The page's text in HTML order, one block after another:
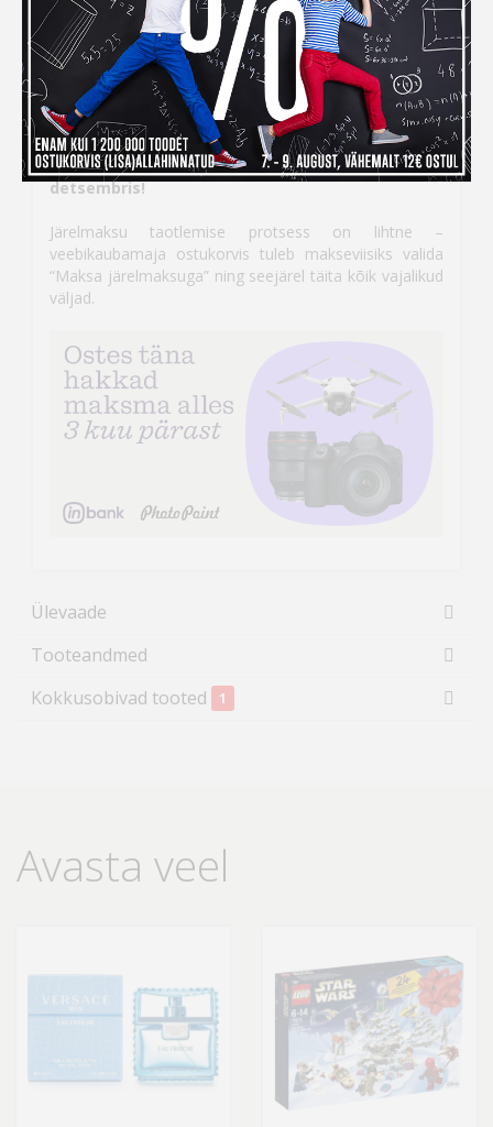
Inbank järelmaksuga ostes
maksad kauba eest alles
detsembris
Kui ihaldatud kaupade tellimiseks peaks raha nappima,
siisInbank järelmaksu abiga saad soovitud kauba
kohe kätte, aga maksma hakkad alles
detsembris!
Järelmaksu taotlemise protsess on lihtne –
veebikaubamaja ostukorvis tuleb makseviisiks valida
“Maksa järelmaksuga” ning seejärel täita kõik vajalikud
väljad.
Ülevaade
Tooteandmed
Kokkusobivad tooted
1
Avasta veel